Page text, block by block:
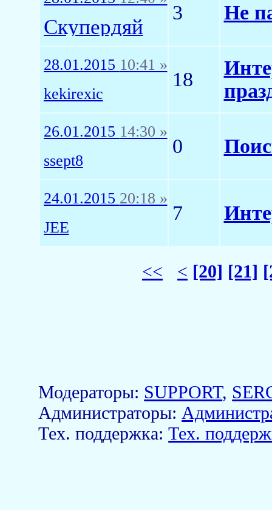
Скупердяй
3 Не
28.01.2015 10:41 »
kekirexic
18
26.01.2015 14:30 »
ssept8
0
24.01.2015 20:18 »
JEE
7
<< < [20] [21]
Модераторы: SUPPORT,
Aдминистраторы:
Тех. поддержка:Тех.